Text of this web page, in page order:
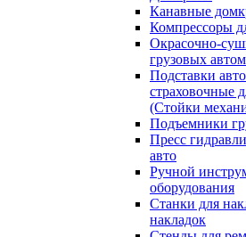
Канавные
Компрессоры
Окрасочно-
грузовых
Подставки
страховочные
(Стойки
Подъемники
Пресс
авто
Ручной
оборудования
Станки для
накладок